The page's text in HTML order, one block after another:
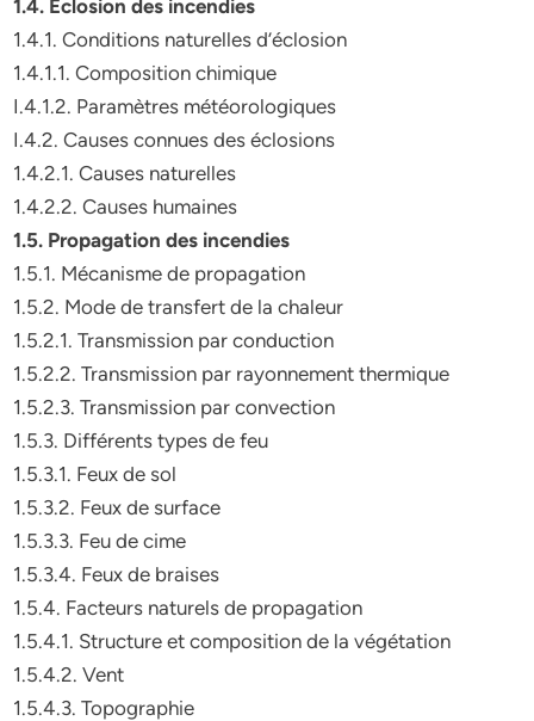
1.4. Eclosion des incendies
1.4.1. Conditions naturelles d’éclosion
1.4.1.1. Composition chimique
I.4.1.2. Paramètres météorologiques
I.4.2. Causes connues des éclosions
1.4.2.1. Causes naturelles
1.4.2.2. Causes humaines
1.5. Propagation des incendies
1.5.1. Mécanisme de propagation
1.5.2. Mode de transfert de la chaleur
1.5.2.1. Transmission par conduction
1.5.2.2. Transmission par rayonnement thermique
1.5.2.3. Transmission par convection
1.5.3. Différents types de feu
1.5.3.1. Feux de sol
1.5.3.2. Feux de surface
1.5.3.3. Feu de cime
1.5.3.4. Feux de braises
1.5.4. Facteurs naturels de propagation
1.5.4.1. Structure et composition de la végétation
1.5.4.2. Vent
1.5.4.3. Topographie